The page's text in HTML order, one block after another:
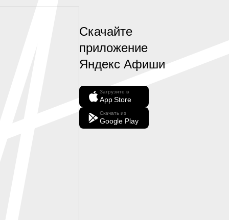
Скачайте
приложение
Яндекс Афиши
Загрузите в
App Store
Скачать из
Google Play